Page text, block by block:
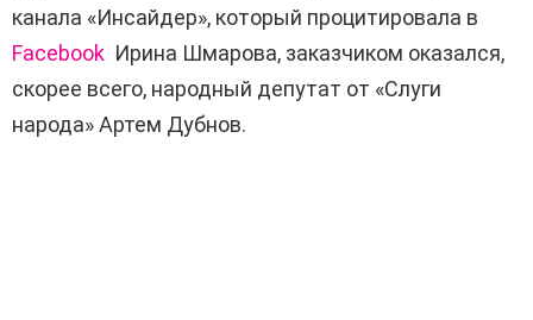
канала «Инсайдер», который процитировала в
Facebook Ирина Шмарова, заказчиком оказался,
скорее всего, народный депутат от «Слуги
народа» Артем Дубнов.